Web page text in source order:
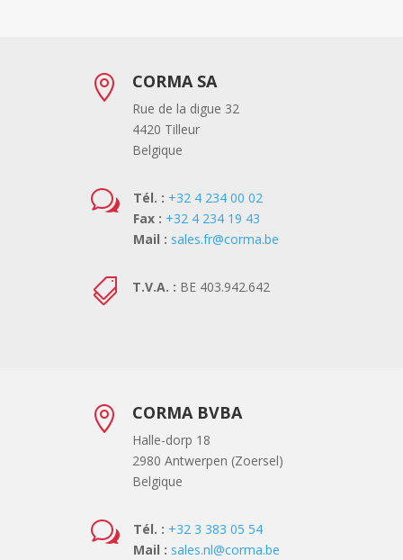
 CORMA SA
Rue de la digue 32
4420 Tilleur
Belgique
w Tél. : +32 4 234 00 02
Fax : +32 4 234 19 43
Mail : sales.fr@corma.be
 T.V.A. : BE 403.942.642
 CORMA BVBA
Halle-dorp 18
2980 Antwerpen (Zoersel)
Belgique
w Tél. : +32 3 383 05 54
Mail : sales.nl@corma.be